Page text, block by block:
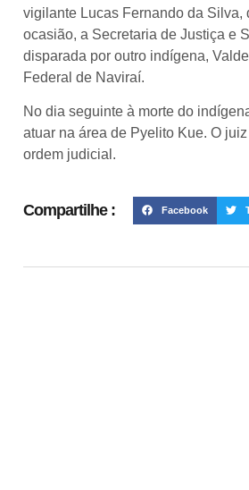
vigilante Lucas Fernando da Silva,
ocasião, a Secretaria de Justiça e
disparada por outro indígena,
Federal de Naviraí.
No dia seguinte à morte do
atuar na área de Pyelito Kue. O
ordem judicial.
Compartilhe : Facebook